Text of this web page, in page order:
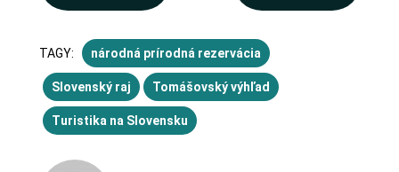
TAGY: národná prírodná rezervácia
Slovenský raj Tomášovský výhľad
Turistika na Slovensku